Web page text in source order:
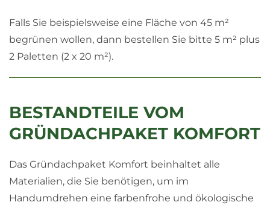
Falls Sie beispielsweise eine Fläche von 45 m²
begrünen wollen, dann bestellen Sie bitte 5 m² plus
2 Paletten (2 x 20 m²).
BESTANDTEILE VOM
GRÜNDACHPAKET KOMFORT
Das Gründachpaket Komfort beinhaltet alle
Materialien, die Sie benötigen, um im
Handumdrehen eine farbenfrohe und ökologische